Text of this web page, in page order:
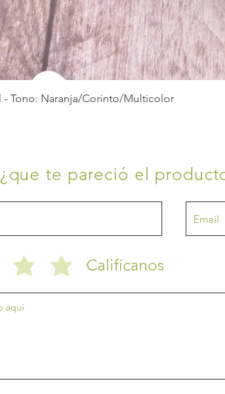
Vista rápida
Tono: Naranja/Corinto/Multicolor
te pareció el
Califícanos